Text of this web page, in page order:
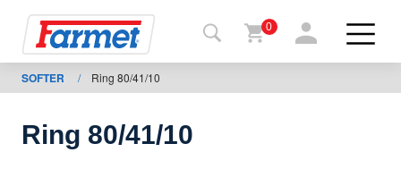
Farmet
0
SOFTER / Ring 80/41/10
Ring 80/41/10